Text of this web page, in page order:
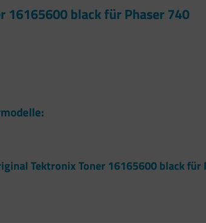
16165600 black für Phaser 740
Tektronix Toner 16165600 black für